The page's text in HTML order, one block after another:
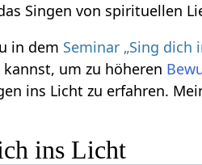
Singen von spirituellen
in dem Seminar „Sing dich
um zu höheren
ins Licht zu erfahren.
ins Licht